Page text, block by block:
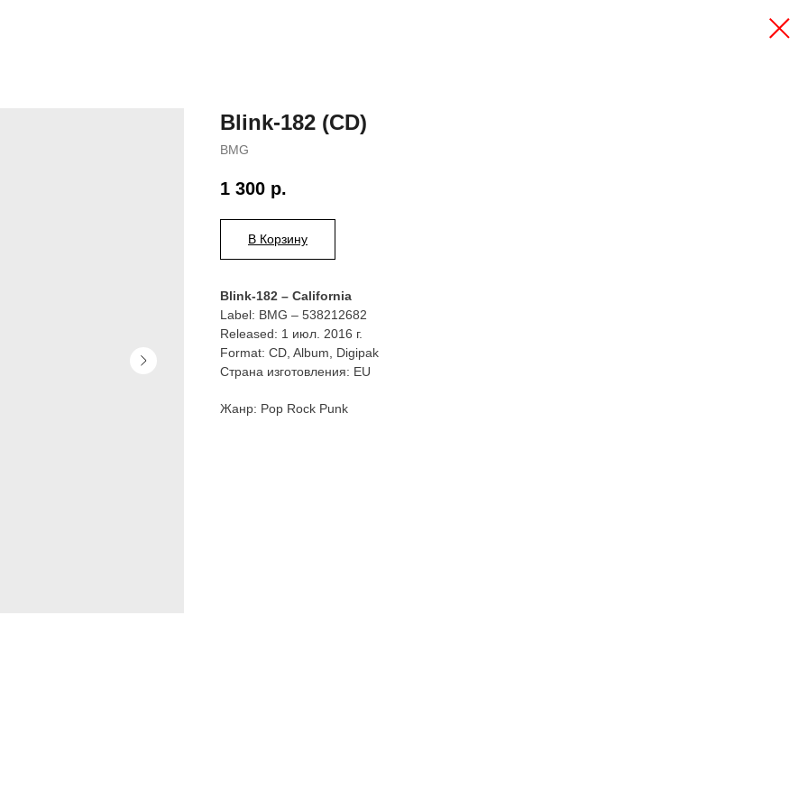
Blink-182 (CD)
BMG
1 300 р.
В Корзину
Blink-182 – California
Label: BMG – 538212682
Released: 1 июл. 2016 г.
Format: CD, Album, Digipak
Страна изготовления: EU
Жанр: Pop Rock Punk